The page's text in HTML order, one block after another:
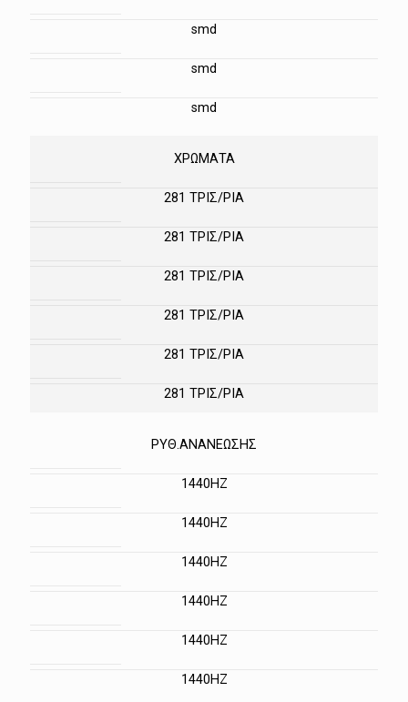
smd
smd
smd
ΧΡΩΜΑΤΑ
281 ΤΡΙΣ/ΡΙΑ
281 ΤΡΙΣ/ΡΙΑ
281 ΤΡΙΣ/ΡΙΑ
281 ΤΡΙΣ/ΡΙΑ
281 ΤΡΙΣ/ΡΙΑ
281 ΤΡΙΣ/ΡΙΑ
ΡΥΘ.ΑΝΑΝΕΩΣΗΣ
1440HZ
1440HZ
1440HZ
1440HZ
1440HZ
1440HZ